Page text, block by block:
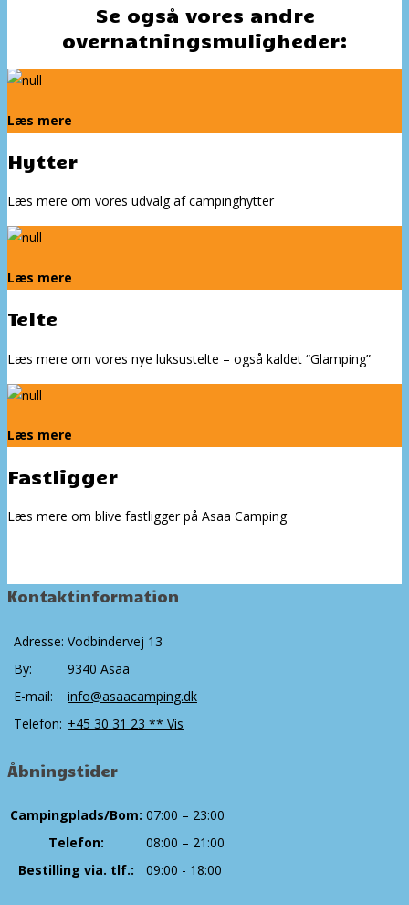
Se også vores andre
overnatningsmuligheder:
Læs mere
Hytter
Læs mere om vores udvalg af campinghytter
Læs mere
Telte
Læs mere om vores nye luksustelte – også kaldet “Glamping”
Læs mere
Fastligger
Læs mere om blive fastligger på Asaa Camping
Kontaktinformation
Adresse: Vodbindervej 13
By:
9340 Asaa
E-mail:
info@asaacamping.dk
Telefon: +45 30 31 23 ** Vis
Åbningstider
Campingplads/Bom: 07:00 – 23:00
Telefon:
08:00 – 21:00
Bestilling via. tlf.:
09:00 - 18:00